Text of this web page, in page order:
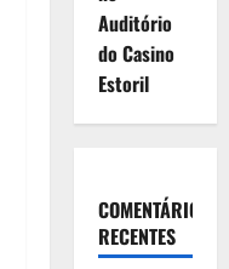
Auditório
do Casino
Estoril
COMENTÁRIOS
RECENTES